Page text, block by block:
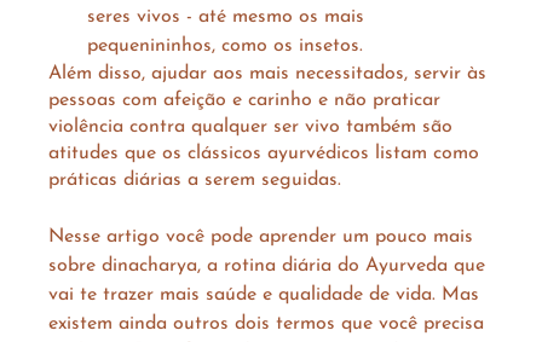
seres vivos - até mesmo os mais
pequenininhos, como os insetos.
Além disso, ajudar aos mais necessitados, servir às
pessoas com afeição e carinho e não praticar
violência contra qualquer ser vivo também são
atitudes que os clássicos ayurvédicos listam como
práticas diárias a serem seguidas.
Nesse artigo você pode aprender um pouco mais
sobre dinacharya, a rotina diária do Ayurveda que
vai te trazer mais saúde e qualidade de vida. Mas
existem ainda outros dois termos que você precisa